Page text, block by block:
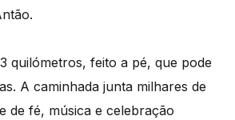
.
quilómetros, feito a pé, que pode
A caminhada junta milhares de
de fé, música e celebração